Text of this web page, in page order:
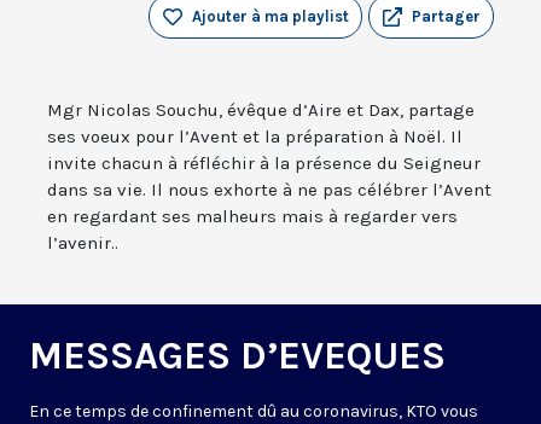
Partager
Ajouter à ma playlist
Mgr Nicolas Souchu, évêque d’Aire et Dax, partage
ses voeux pour l’Avent et la préparation à Noël. Il
invite chacun à réfléchir à la présence du Seigneur
dans sa vie. Il nous exhorte à ne pas célébrer l’Avent
en regardant ses malheurs mais à regarder vers
l’avenir..
MESSAGES D’EVEQUES
En ce temps de confinement dû au coronavirus, KTO vous